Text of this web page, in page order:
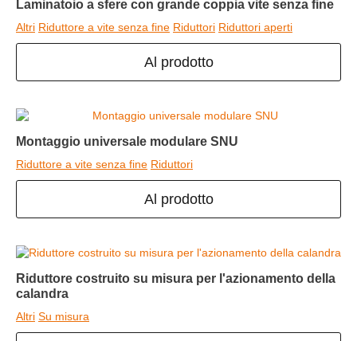
Laminatoio a sfere con grande coppia vite senza fine
Altri Riduttore a vite senza fine Riduttori Riduttori aperti
Al prodotto
Montaggio universale modulare SNU
Riduttore a vite senza fine Riduttori
Al prodotto
Riduttore costruito su misura per l'azionamento della
calandra
Altri Su misura